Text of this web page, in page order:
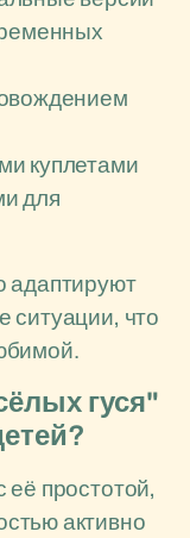
куплетами
для
адаптируют
ситуации, что
гуся"
её простотой,
активно